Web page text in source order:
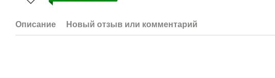
Описание Новый отзыв или комментарий